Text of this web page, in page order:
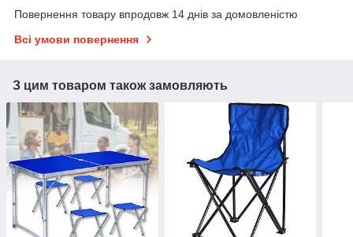
Повернення товару впродовж 14 днів за домовленістю
Всі умови повернення
З цим товаром також замовляють